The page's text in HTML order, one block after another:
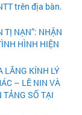
trên địa bàn.
TỊ NẠN”: NHẬN
HÌNH HIỆN
LĂNG KÍNH LÝ
– LÊ NIN VÀ
TẢNG SỐ TẠI